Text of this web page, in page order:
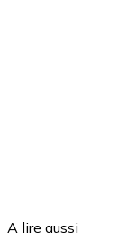
A lire aussi